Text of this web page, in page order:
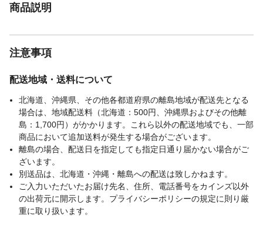
商品説明
注意事項
配送地域・送料について
北海道、沖縄県、その他各都道府県の離島地域が配送先となる
場合は、地域配送料（北海道：500円、沖縄県およびその他離
島：1,700円）がかかります。これら以外の配送地域でも、一部
商品において追加送料が発生する場合がございます。
離島の場合、配送日を指定しても指定日通り届かない場合がご
ざいます。
別送品は、北海道・沖縄・離島への配送は致しかねます。
ご入力いただいたお届け先名、住所、電話番号をカインズ以外
の出荷元に開示します。プライバシーポリシーの規定に則り厳
重に取り扱います。